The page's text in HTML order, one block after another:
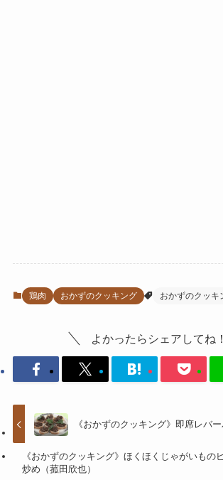
鶏肉 おかずのクッキング おかずのクッキ
よかったらシェアしてね！
《おかずのクッキング》即席レバー
《おかずのクッキング》ほくほくじゃがいもの
炒め（菰田欣也）